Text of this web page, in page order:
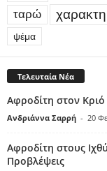
ταρώ
ψέμα
Τελευταία Νέα
Αφροδίτη στον
Ανδριάννα Σαρρή - 20
Αφροδίτη στους
Προβλέψεις